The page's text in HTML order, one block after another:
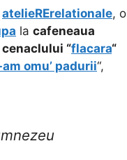
atelieRErelationale, o
la cafeneaua
“flacara“
omu’ padurii“,